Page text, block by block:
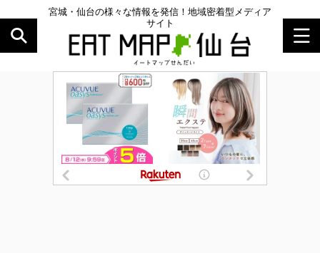
宮城・仙台の様々な情報を発信！地域密着型メディア
サイト